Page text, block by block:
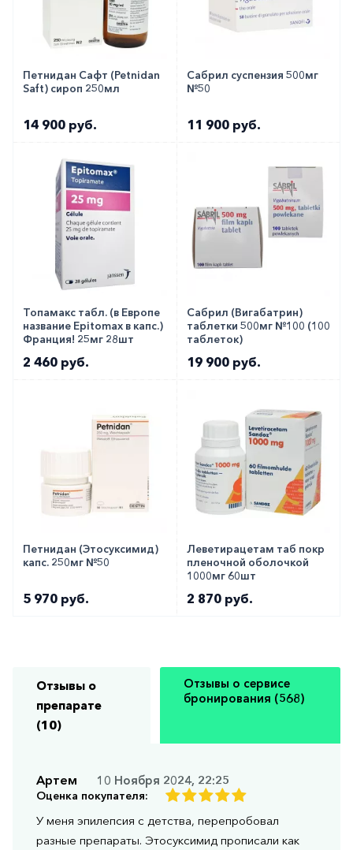
Вы можете заказать препарат с доставкой в
аптеку-партнёра в вашем городе. Для этого Вы
можете оформить бронирование на сайте или
заказать по телефону8 800 301 52 86(бесплатно
с любого телефона по РФ)
Петнидан Сафт (Petnidan
Saft) сироп 250мл
14 900 руб.
Сабрил суспензия 500мг
№50
11 900 руб.
Топамакс табл. (в Европе
название Epitomax в капс.)
Франция! 25мг 28шт
2 460 руб.
Сабрил (Вигабатрин)
таблетки 500мг №100 (100
таблеток)
19 900 руб.
Петнидан (Этосуксимид)
капс. 250мг №50
5 970 руб.
Леветирацетам таб покр
пленочной оболочкой
1000мг 60шт
2 870 руб.
Отзывы о
препарате
(10)
Отзывы о сервисе
бронирования (568)
Артем 10 Ноября 2024, 22:25
Оценка покупателя:
У меня эпилепсия с детства, перепробовал
разные препараты. Этосуксимид прописали как